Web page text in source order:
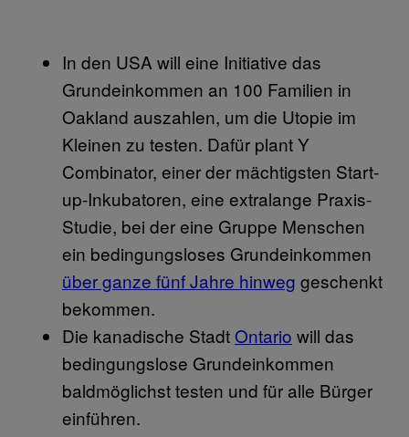
In den USA will eine Initiative das
Grundeinkommen an 100 Familien in
Oakland auszahlen, um die Utopie im
Kleinen zu testen. Dafür plant Y
Combinator, einer der mächtigsten Start-
up-Inkubatoren, eine extralange Praxis-
Studie, bei der eine Gruppe Menschen
ein bedingungsloses Grundeinkommen
über ganze fünf Jahre hinweg geschenkt
bekommen.
Die kanadische StadtOntario will das
bedingungslose Grundeinkommen
baldmöglichst testen und für alle Bürger
einführen.